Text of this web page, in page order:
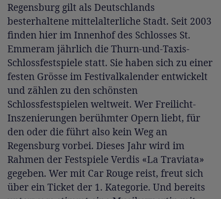
Regensburg gilt als Deutschlands
besterhaltene mittelalterliche Stadt. Seit 2003
finden hier im Innenhof des Schlosses St.
Emmeram jährlich die Thurn-und-Taxis-
Schlossfestspiele statt. Sie haben sich zu einer
festen Grösse im Festivalkalender entwickelt
und zählen zu den schönsten
Schlossfestspielen weltweit. Wer Freilicht-
Inszenierungen berühmter Opern liebt, für
den oder die führt also kein Weg an
Regensburg vorbei. Dieses Jahr wird im
Rahmen der Festspiele Verdis «La Traviata»
gegeben. Wer mit Car Rouge reist, freut sich
über ein Ticket der 1. Kategorie. Und bereits